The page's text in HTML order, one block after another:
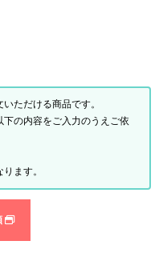
ただける商品です。
下の内容をご入力のうえご依
ます。